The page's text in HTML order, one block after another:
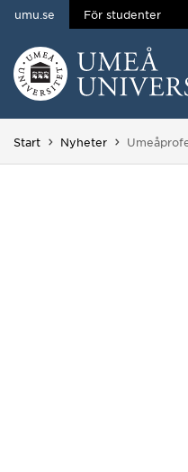
Hoppa direkt till
umu.se För studenter
Start Nyheter Du är här: